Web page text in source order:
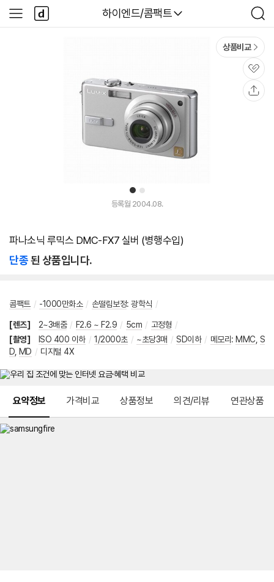
다나와
하이엔드/콤팩트
검
색
사
이
다
나
와
1 2
상품비교
관
심
등록월 2004.08.
파나소닉 루믹스 DMC-FX7 실버 (병행수입)
단종된 상품입니다.
콤팩트 / -1000만화소 / 손떨림보정: 광학식 /
[렌즈] 2~3배줌 / F2.6 ~ F2.9 / 5cm / 고정형 /
[촬영]
ISO 400 이하 / 1/2000초 / ~초당3매 / SD이하 / 메모리: MMC S
D, MD / 디지털 4X
요약정보 가격비교 상품정보 의견/리뷰 연관상품